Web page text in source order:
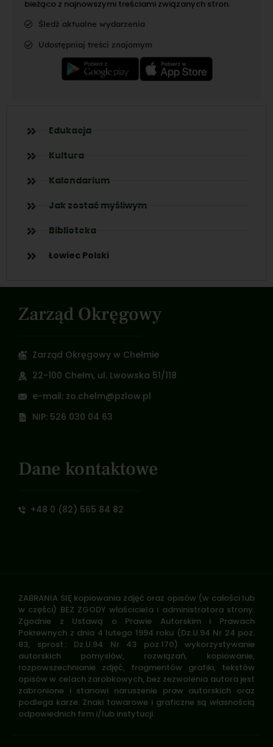
bieżąco z najnowszymi treściami związanych stron.
Śledź aktualne wydarzenia
Udostępniaj treści znajomym
Edukacja
Kultura
Kalendarium
Jak zostać myśliwym
Biblioteka
Łowiec Polski
Zarząd Okręgowy
Zarząd Okręgowy w Chełmie
22-100 Chełm, ul. Lwowska 51/118
e-mail: zo.chelm@pzlow.pl
NIP: 526 030 04 63
Dane kontaktowe
+48 0 (82) 565 84 82
ZABRANIA SIĘ kopiowania zdjęć oraz opisów (w całości lub
w części) BEZ ZGODY właściciela i administratora strony.
Zgodnie z Ustawą o Prawie Autorskim i Prawach
Pokrewnych z dnia 4 lutego 1994 roku (Dz.U.94 Nr 24 poz.
83, sprost.: Dz.U.94 Nr 43 poz.170) wykorzystywanie
autorskich pomysłów, rozwiązań, kopiowanie,
rozpowszechnianie zdjęć, fragmentów grafiki, tekstów
opisów w celach zarobkowych, bez zezwolenia autora jest
zabronione i stanowi naruszenie praw autorskich oraz
podlega karze. Znaki towarowe i graficzne są własnością
odpowiednich firm i/lub instytucji.